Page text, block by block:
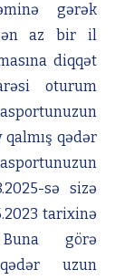
gərək
ən az bir il
diqqət
oturum
qədər
-sə sizə
tarixinə
görə
uzun